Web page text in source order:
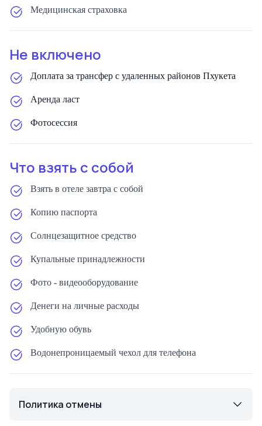
Медицинская страховка
Не включено
Доплата за трансфер с удаленных районов Пхукета
Аренда ласт
Фотосессия
Что взять с собой
Взять в отеле завтра с собой
Копию паспорта
Солнцезащитное средство
Купальные принадлежности
Фото - видеооборудование
Денеги на личные расходы
Удобную обувь
Водонепроницаемый чехол для телефона
Политика отмены